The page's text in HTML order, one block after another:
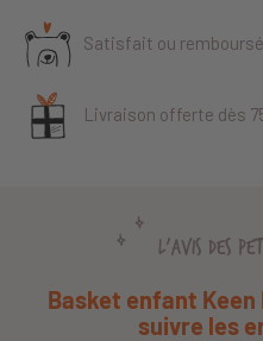
Satisfait ou remboursé
Livraison offerte dès
L'AVIS DES
Basket enfant Keen
suivre les